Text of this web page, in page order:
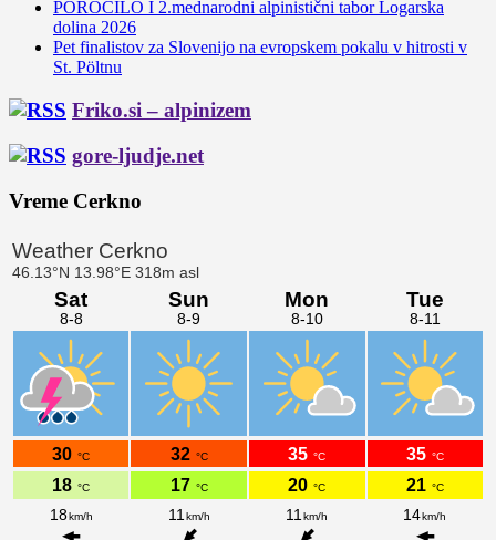
POROČILO I 2.mednarodni alpinistični tabor Logarska
dolina 2026
Pet finalistov za Slovenijo na evropskem pokalu v hitrosti v
St. Pöltnu
Friko.si – alpinizem
gore-ljudje.net
Vreme Cerkno